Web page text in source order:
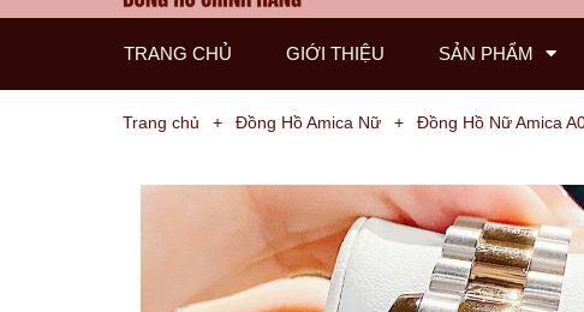
TRANG CHỦ GIỚI THIỆU SẢN PHẨM
Nam
Kinze
Trang chủ + Đồng Hồ Amica Nữ + Đồng Hồ Nữ Amica